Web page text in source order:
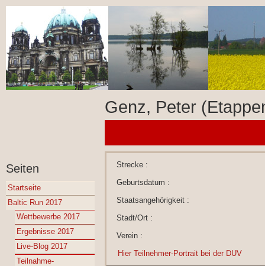
Seiten
Startseite
Baltic Run 2017
Wettbewerbe 2017
Ergebnisse 2017
Live-Blog 2017
Teilnahme-
Genz, Peter
Strecke :
Geburtsdatum :
Staatsangehörigkeit :
Stadt/Ort :
Verein :
Hier Teilnehmer-Portrait bei der DUV